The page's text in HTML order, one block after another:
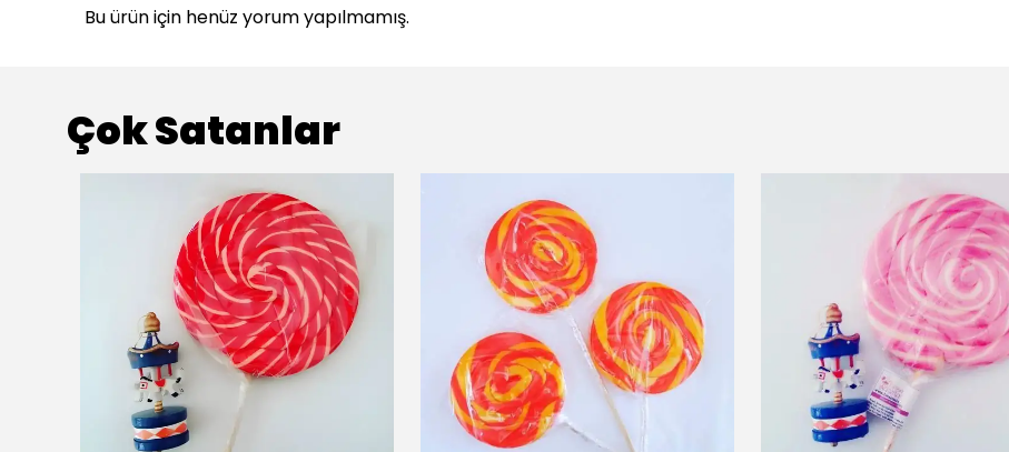
Bu ürün için henüz yorum yapılmamış.
Çok Satanlar